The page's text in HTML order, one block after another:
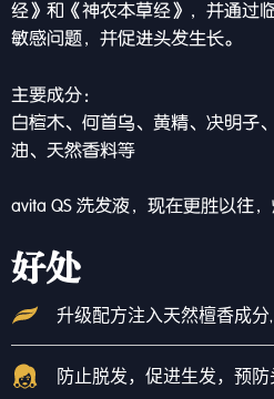
经》和《神农本草经》，并通过
敏感问题，并促进头发生长。
主要成分：
白檀木、何首乌、黄精、决明子
油、天然香料等
avita QS 洗发液，现在更胜以往
好处
升级配方注入天然檀香成分
防止脱发，促进生发，预防